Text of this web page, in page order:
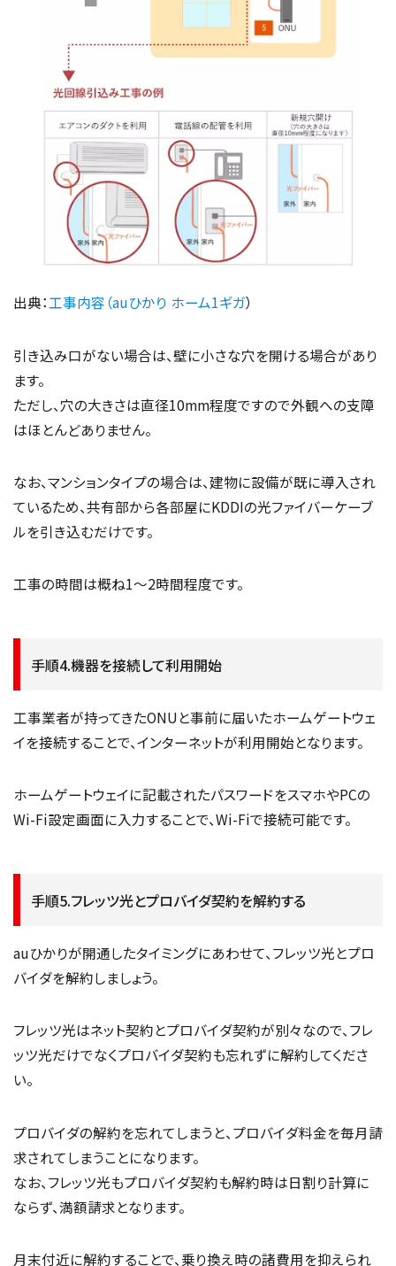
出典：工事内容（auひかり ホーム1ギガ）
引き込み口がない場合は、壁に小さな穴を開ける場合があり
ます。
ただし、穴の大きさは直径10mm程度ですので外観への支障
はほとんどありません。
なお、マンションタイプの場合は、建物に設備が既に導入され
ているため、共有部から各部屋にKDDIの光ファイバーケーブ
ルを引き込むだけです。
工事の時間は概ね1〜2時間程度です。
手順4.機器を接続して利用開始
工事業者が持ってきたONUと事前に届いたホームゲートウェ
イを接続することで、インターネットが利用開始となります。
ホームゲートウェイに記載されたパスワードをスマホやPCの
Wi-Fi設定画面に入力することで、Wi-Fiで接続可能です。
手順5.フレッツ光とプロバイダ契約を解約する
auひかりが開通したタイミングにあわせて、フレッツ光とプロ
バイダを解約しましょう。
フレッツ光はネット契約とプロバイダ契約が別々なので、フレ
ッツ光だけでなくプロバイダ契約も忘れずに解約してくださ
い。
プロバイダの解約を忘れてしまうと、プロバイダ料金を毎月請
求されてしまうことになります。
なお、フレッツ光もプロバイダ契約も解約時は日割り計算に
ならず、満額請求となります。
月末付近に解約することで、乗り換え時の諸費用を抑えられ